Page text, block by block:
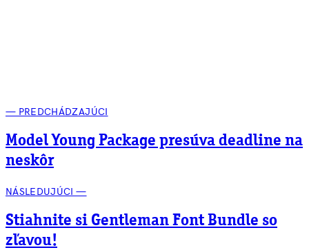
— PREDCHÁDZAJÚCI
Model Young Package presúva deadline na
neskôr
NÁSLEDUJÚCI —
Stiahnite si Gentleman Font Bundle so
zľavou!